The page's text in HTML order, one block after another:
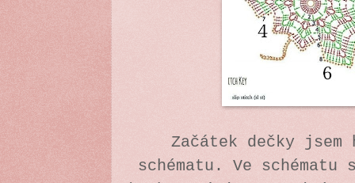
Začátek dečky jsem
schématu. Ve